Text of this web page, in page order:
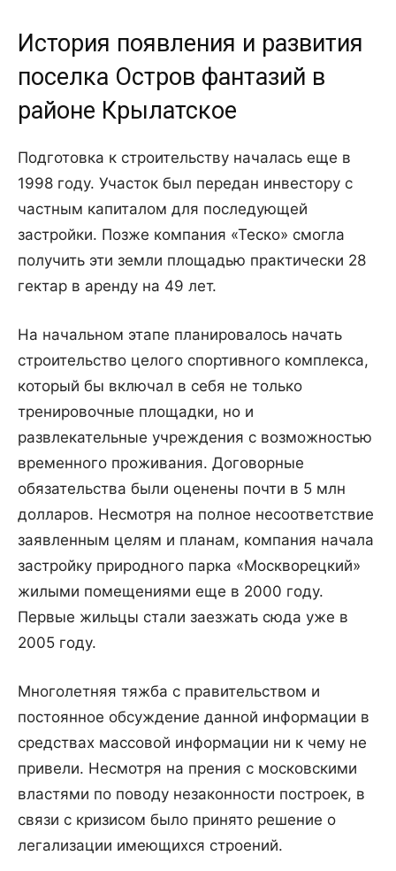
История появления и развития
поселка Остров фантазий в
районе Крылатское
Подготовка к строительству началась еще в
1998 году. Участок был передан инвестору с
частным капиталом для последующей
застройки. Позже компания «Теско» смогла
получить эти земли площадью практически 28
гектар в аренду на 49 лет.
На начальном этапе планировалось начать
строительство целого спортивного комплекса,
который бы включал в себя не только
тренировочные площадки, но и
развлекательные учреждения с возможностью
временного проживания. Договорные
обязательства были оценены почти в 5 млн
долларов. Несмотря на полное несоответствие
заявленным целям и планам, компания начала
застройку природного парка «Москворецкий»
жилыми помещениями еще в 2000 году.
Первые жильцы стали заезжать сюда уже в
2005 году.
Многолетняя тяжба с правительством и
постоянное обсуждение данной информации в
средствах массовой информации ни к чему не
привели. Несмотря на прения с московскими
властями по поводу незаконности построек, в
связи с кризисом было принято решение о
легализации имеющихся строений.